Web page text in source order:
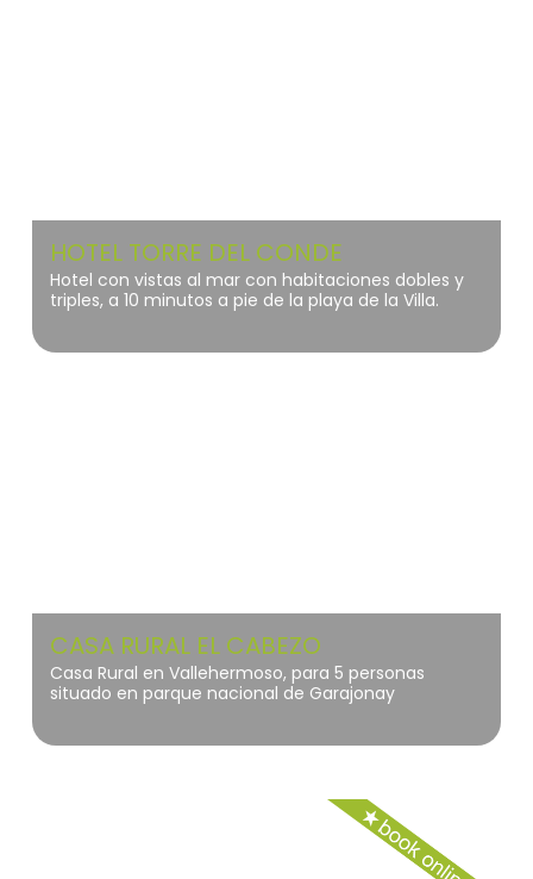
HOTEL TORRE DEL CONDE
Hotel con vistas al mar con habitaciones dobles y
triples, a 10 minutos a pie de la playa de la Villa.
CASA RURAL EL CABEZO
Casa Rural en Vallehermoso, para 5 personas
situado en parque nacional de Garajonay